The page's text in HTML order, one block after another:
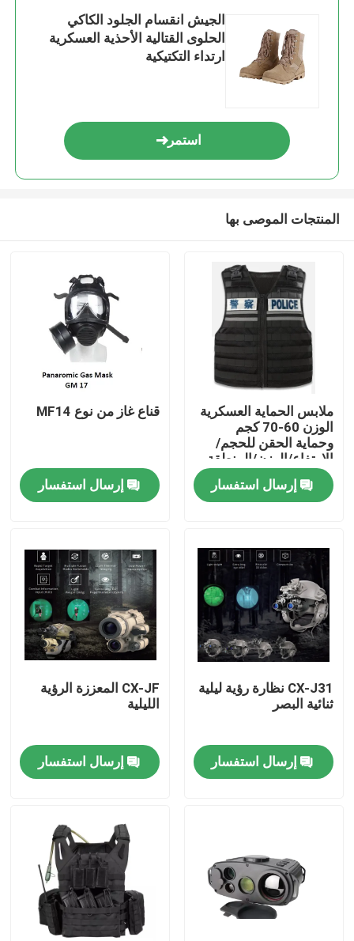
المنزل
فيديوهات
حولنا
جولة في المصنع
أخبار
ملابس عسكرية تكتيكية
سترة عسكرية تكتيكية مضادة للرصاص
الجيش انقسام الجلود الكاكي
الحلوى القتالية الأحذية العسكرية
ارتداء التكتيكية
استمر
المنتجات الموصى بها
ملابس الحماية العسكرية
الوزن 60-70 كجم
وحماية الحقن للحجم/
الارتفاع/الوزن/المنطقة
الواقية
إرسال استفسار
قناع غاز من نوع MF14
إرسال استفسار
CX-J31 نظارة رؤية ليلية
ثنائية البصر
إرسال استفسار
CX-JF المعززة الرؤية
الليلية
إرسال استفسار